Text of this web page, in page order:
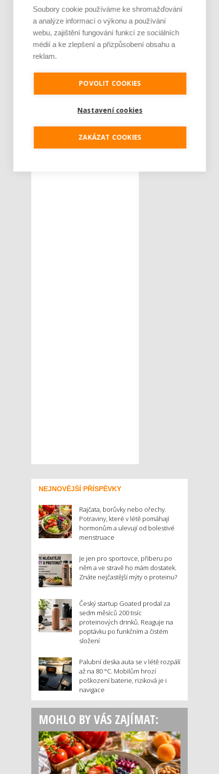
NEJNOVĚJŠÍ PŘÍSPĚVKY
Rajčata, borůvky nebo ořechy.
Potraviny, které v létě pomáhají
hormonům a ulevují od bolestivé
menstruace
Je jen pro sportovce, přiberu po
něm a ve stravě ho mám dostatek.
Znáte nejčastější mýty o proteinu?
Český startup Goated prodal za
sedm měsíců 200 tisíc
proteinových drinků. Reaguje na
poptávku po funkčním a čistém
složení
Palubní deska auta se v létě rozpálí
až na 80 °C. Mobilům hrozí
poškození baterie, riziková je i
navigace
MOHLO BY VÁS ZAJÍMAT:
Soubory cookie používáme ke shromažďování
a analýze informací o výkonu a používání
webu, zajištění fungování funkcí ze sociálních
médií a ke zlepšení a přizpůsobení obsahu a
reklam.
POVOLIT COOKIES
Nastavení cookies
ZAKÁZAT COOKIES